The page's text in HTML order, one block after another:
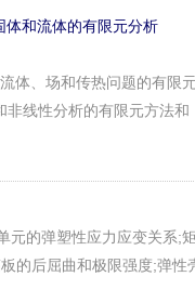
和流体的有限元分析
体、场和传热问题的有限
线性分析的有限元方法和
元的弹塑性应力应变关系;
的后屈曲和极限强度;弹性